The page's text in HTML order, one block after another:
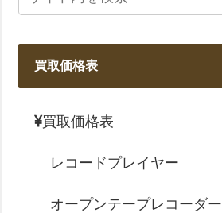
買取価格表
買取価格表
レコードプレイヤー
オープンテープレコーダー